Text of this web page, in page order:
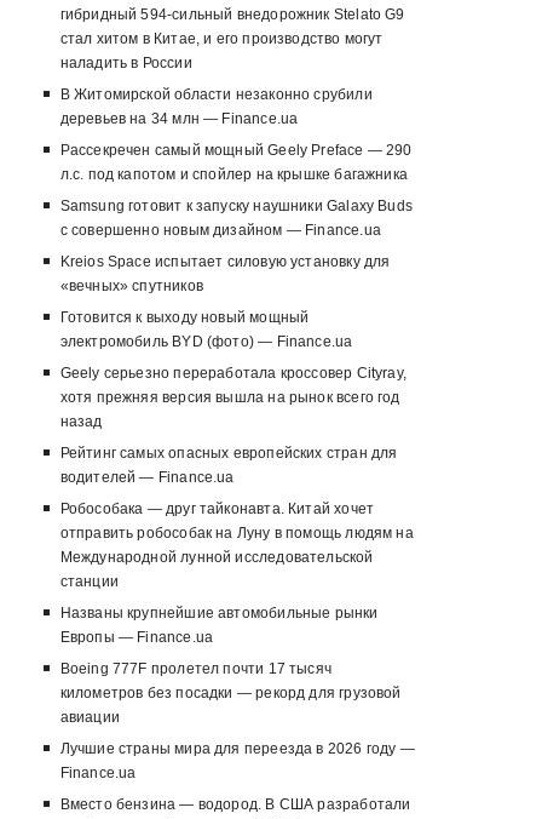
гибридный 594-сильный внедорожник Stelato G9
стал хитом в Китае, и его производство могут
наладить в России
В Житомирской области незаконно срубили
деревьев на 34 млн — Finance.ua
Рассекречен самый мощный Geely Preface — 290
л.с. под капотом и спойлер на крышке багажника
Samsung готовит к запуску наушники Galaxy Buds
с совершенно новым дизайном — Finance.ua
Kreios Space испытает силовую установку для
«вечных» спутников
Готовится к выходу новый мощный
электромобиль BYD (фото) — Finance.ua
Geely серьезно переработала кроссовер Cityray,
хотя прежняя версия вышла на рынок всего год
назад
Рейтинг самых опасных европейских стран для
водителей — Finance.ua
Робособака — друг тайконавта. Китай хочет
отправить робособак на Луну в помощь людям на
Международной лунной исследовательской
станции
Названы крупнейшие автомобильные рынки
Европы — Finance.ua
Boeing 777F пролетел почти 17 тысяч
километров без посадки — рекорд для грузовой
авиации
Лучшие страны мира для переезда в 2026 году —
Finance.ua
Вместо бензина — водород. В США разработали